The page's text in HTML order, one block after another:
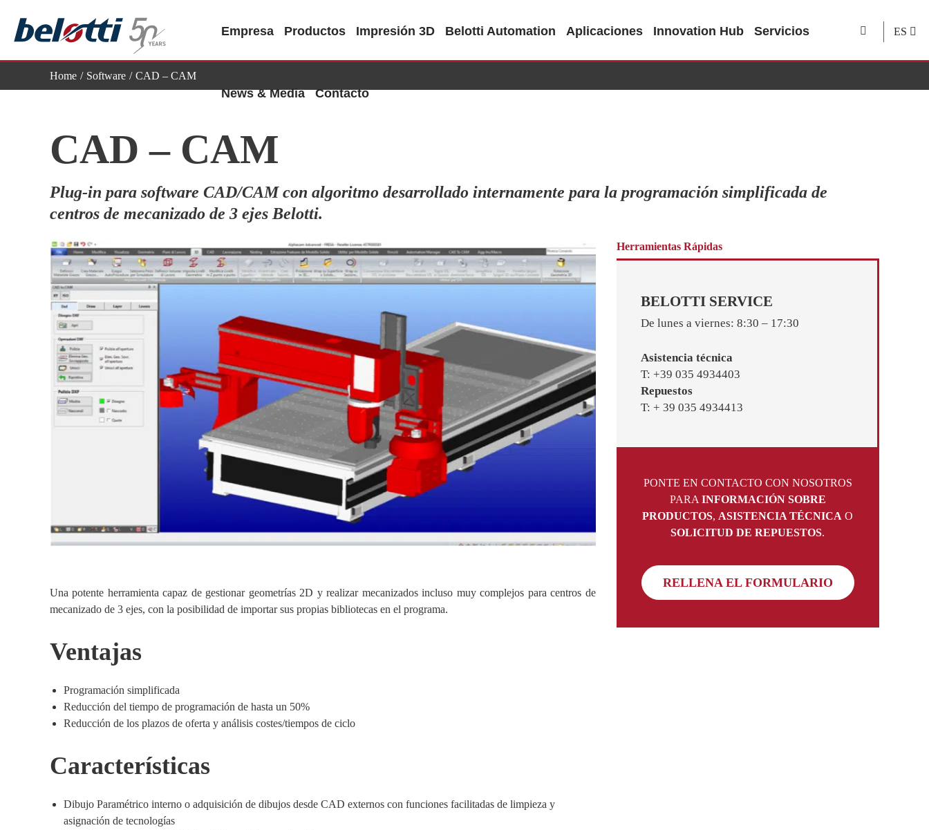
content
Empresa Productos Impresión 3D Belotti Automation Aplicaciones Innovation Hub Servicios
News & Media Contacto
ES
Home Software CAD – CAM
CAD – CAM
Plug-in para software CAD/CAM con algoritmo desarrollado internamente para la programación simplificada de
centros de mecanizado de 3 ejes Belotti.
Una potente herramienta capaz de gestionar geometrías 2D y realizar mecanizados incluso muy complejos para centros de
mecanizado de 3 ejes, con la posibilidad de importar sus propias bibliotecas en el programa.
Ventajas
Programación simplificada
Reducción del tiempo de programación de hasta un 50%
Reducción de los plazos de oferta y análisis costes/tiempos de ciclo
Características
Dibujo Paramétrico interno o adquisición de dibujos desde CAD externos con funciones facilitadas de limpieza y
asignación de tecnologías
Herramientas Rápidas
BELOTTI SERVICE
De lunes a viernes: 8:30 – 17:30
Asistencia técnica
T: +39 035 4934403
Repuestos
T: + 39 035 4934413
PONTE EN CONTACTO CON NOSOTROS
PARA INFORMACIÓN SOBRE
PRODUCTOS, ASISTENCIA TÉCNICA O
SOLICITUD DE REPUESTOS.
RELLENA EL FORMULARIO